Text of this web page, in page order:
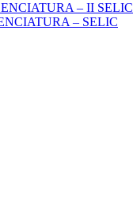
– II SELIC
– SELIC